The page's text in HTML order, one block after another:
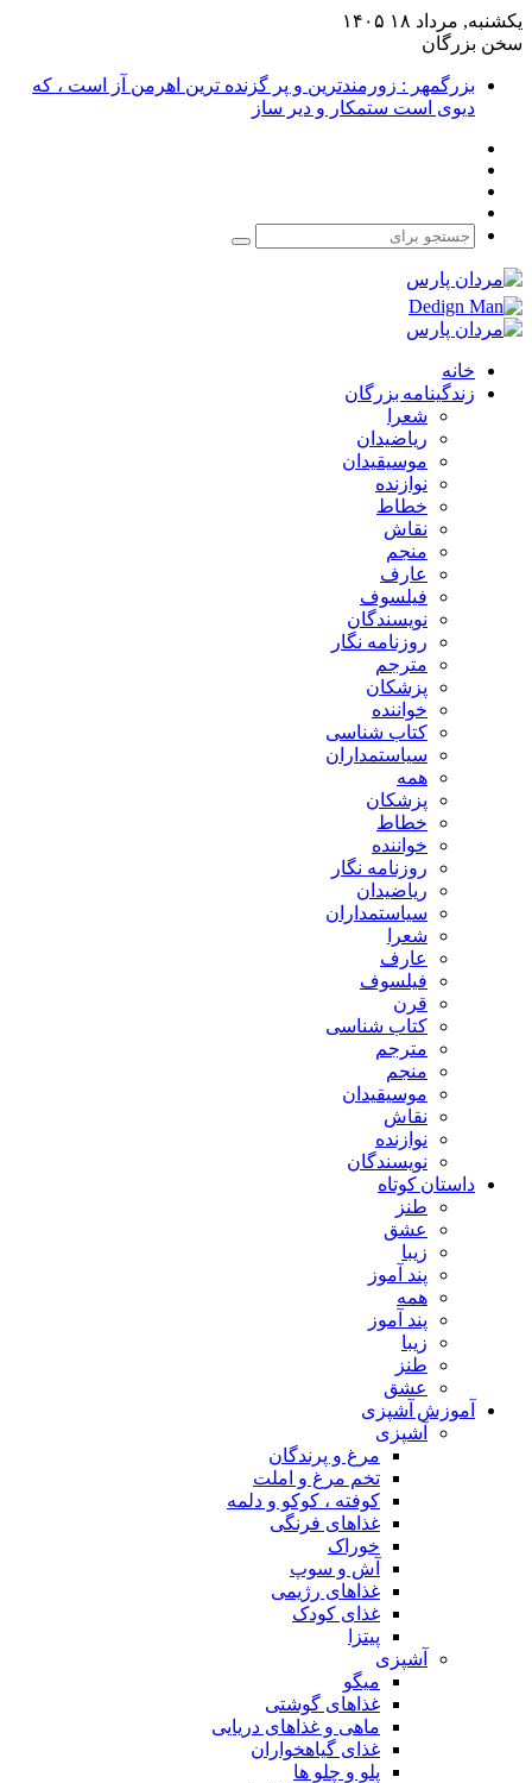
یکشنبه, مرداد ۱۸ ۱۴۰۵
سخن بزرگان
بزرگمهر : زورمندترین و پر گزنده ترین اهرمن آز است ، که
دیوی است ستمکار و دیر ساز
جستجو
خانه
زندگینامه بزرگان
شعرا
ریاضیدان
موسیقیدان
نوازنده
خطاط
نقاش
منجم
عارف
فیلسوف
نویسندگان
روزنامه نگار
مترجم
پزشکان
خواننده
کتاب شناسی
سیاستمداران
همه
پزشکان
خطاط
خواننده
روزنامه نگار
ریاضیدان
سیاستمداران
شعرا
عارف
فیلسوف
قرن
کتاب شناسی
مترجم
منجم
موسیقیدان
نقاش
نوازنده
نویسندگان
داستان کوتاه
طنز
عشق
زیبا
پند آموز
همه
پند آموز
زیبا
طنز
عشق
آموزش آشپزی
آشپزی
مرغ و پرندگان
تخم مرغ و املت
کوفته ، کوکو و دلمه
غذاهای فرنگی
خوراک
آش و سوپ
غذاهای رژیمی
غذای کودک
پیتزا
آشپزی
میگو
غذاهای گوشتی
ماهی و غذاهای دریایی
غذای گیاهخواران
پلو و چلو ها